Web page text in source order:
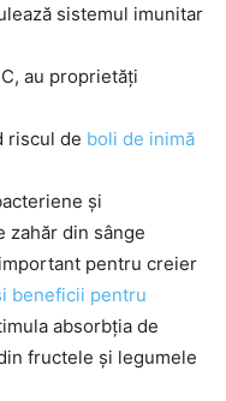
sistemul imunitar
au proprietăți
riscul de boli de inimă
și
zahăr din sânge
pentru creier
beneficii pentru
absorbția de
fructele și legumele